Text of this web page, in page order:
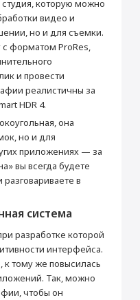
которую можно
видео и
но и для съемки.
форматом ProRes,
и провести
реалистичны за
HDR 4.
она
но и для
приложениях — за
вы всегда будете
в
система
разработке которой
интерфейса.
к тому же повысилась
Так, можно
чтобы он
Светодиодная
Fi
600
Liquid Retina
2388 x 1668
Ёмкостный